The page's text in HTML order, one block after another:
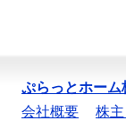
ぷらっとホーム
会社概要
株